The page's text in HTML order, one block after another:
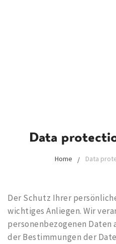
Data
Home Data
Der Schutz Ihrer
wichtiges Anliegen. Wir
personenbezogenen Daten
der Bestimmungen der